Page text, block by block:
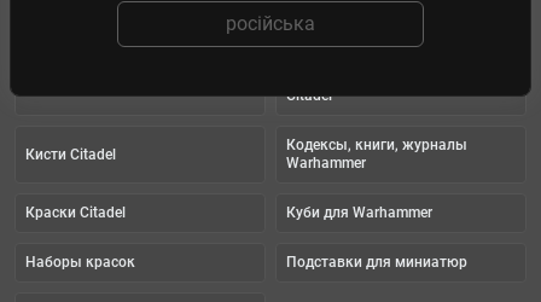
Аксессуары для Warhammer
Citadel
Кисти Citadel
Кодексы, книги, журналы
Warhammer
Краски Citadel Куби для Warhammer
Наборы красок Подставки для миниатюр
російська